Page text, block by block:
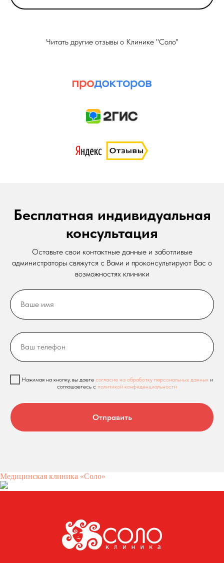
Читать другие отзывы о Клинике "Соло"
Бесплатная индивидуальная
консультация
Оставьте свои контактные данные и заботливые
администраторы свяжутся с Вами и проконсультируют Вас о
возможностях клиники
Нажимая на кнопку, вы даете согласие на обработку персональных данных и
соглашаетесь c политикой конфиденциальности
Отправить
Медицинская клиника «Соло»